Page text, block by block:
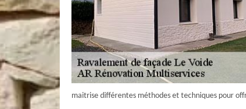
maitrise différentes méthodes et techniques pour